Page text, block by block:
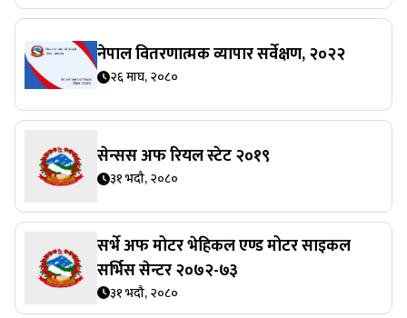
नेपाल वितरणात्मक व्यापार सर्वेक्षण, २०२२
२६ माघ, २०८०
सेन्सस अफ रियल स्टेट २०१९
३१ भदौ, २०८०
सर्भे अफ मोटर भेहिकल एण्ड मोटर साइकल
सर्भिस सेन्टर २०७२-७३
३१ भदौ, २०८०